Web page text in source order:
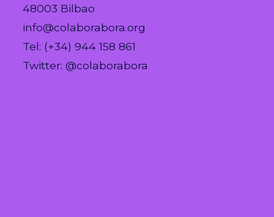
48003 Bilbao
info@colaborabora.org
Tel: (+34) 944 158 861
Twitter: @colaborabora